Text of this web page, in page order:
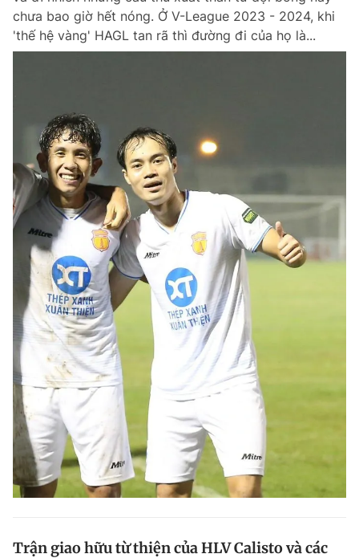
chưa bao giờ hết nóng. Ở V-League 2023 - 2024, khi
'thế hệ vàng' HAGL tan rã thì đường đi của họ là...
Trận giao hữu từ thiện của HLV Calisto và các